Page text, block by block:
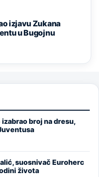
izjavu Zukana
u Bugojnu
broj na dresu,
suosnivač Euroherc
života